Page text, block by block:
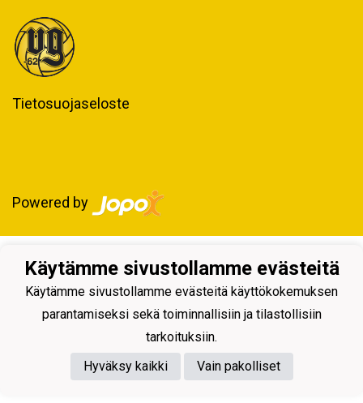
Tietosuojaseloste
Powered by
Käytämme sivustollamme evästeitä
Käytämme sivustollamme evästeitä käyttökokemuksen
parantamiseksi sekä toiminnallisiin ja tilastollisiin
tarkoituksiin.
Hyväksy kaikki
Vain pakolliset